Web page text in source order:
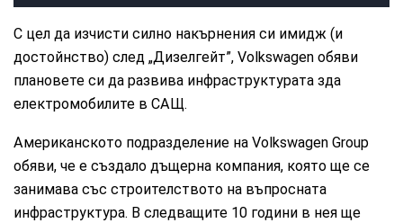
С цел да изчисти силно накърнения си имидж (и
достойнство) след „Дизелгейт”, Volkswagen обяви
плановете си да развива инфраструктурата зда
електромобилите в САЩ.
Американското подразделение на Volkswagen Group
обяви, че е създало дъщерна компания, която ще се
занимава със строителството на въпросната
инфраструктура. В следващите 10 години в нея ще